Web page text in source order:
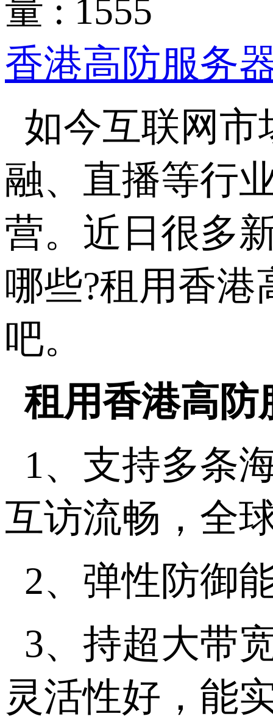
量 : 1555
香港高防服务
如今互联网市
融、直播等行
营。近日很多
哪些?租用香
吧。
租用香港高防
1、支持多条
互访流畅，全
2、弹性防御
3、持超大带
灵活性好，能